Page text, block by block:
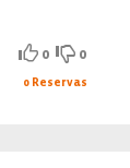
0 0
0 Reservas